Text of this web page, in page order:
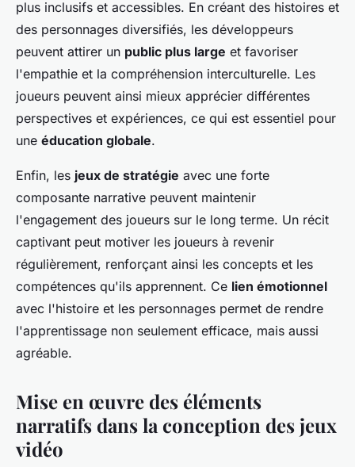
plus inclusifs et accessibles. En créant des histoires et
des personnages diversifiés, les développeurs
peuvent attirer un public plus large et favoriser
l'empathie et la compréhension interculturelle. Les
joueurs peuvent ainsi mieux apprécier différentes
perspectives et expériences, ce qui est essentiel pour
une éducation globale.
Enfin, les jeux de stratégie avec une forte
composante narrative peuvent maintenir
l'engagement des joueurs sur le long terme. Un récit
captivant peut motiver les joueurs à revenir
régulièrement, renforçant ainsi les concepts et les
compétences qu'ils apprennent. Ce lien émotionnel
avec l'histoire et les personnages permet de rendre
l'apprentissage non seulement efficace, mais aussi
agréable.
Mise en œuvre des éléments
narratifs dans la conception des jeux
vidéo